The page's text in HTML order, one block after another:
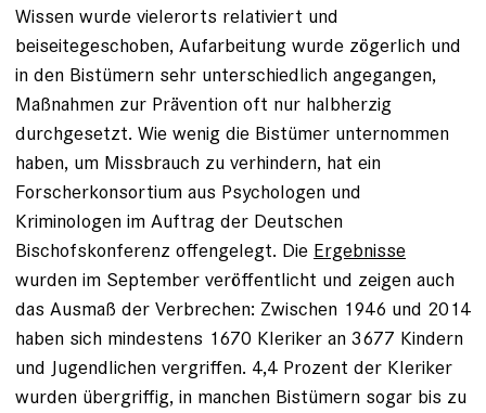
Wissen wurde vielerorts relativiert und
beiseitegeschoben, Aufarbeitung wurde zögerlich und
in den Bistümern sehr unterschiedlich angegangen,
Maßnahmen zur Prävention oft nur halbherzig
durchgesetzt. Wie wenig die Bistümer unternommen
haben, um Missbrauch zu verhindern, hat ein
Forscherkonsortium aus Psychologen und
Kriminologen im Auftrag der Deutschen
Bischofskonferenz offen­gelegt. Die Ergebnisse
wurden im September veröffentlicht und zeigen auch
das Ausmaß der Verbrechen: Zwischen 1946 und 2014
haben sich mindestens 1670 Kleriker an 3677 Kindern
und Jugendlichen vergriffen. 4,4 Prozent der Kleriker
wurden übergriffig, in manchen Bistümern sogar bis zu